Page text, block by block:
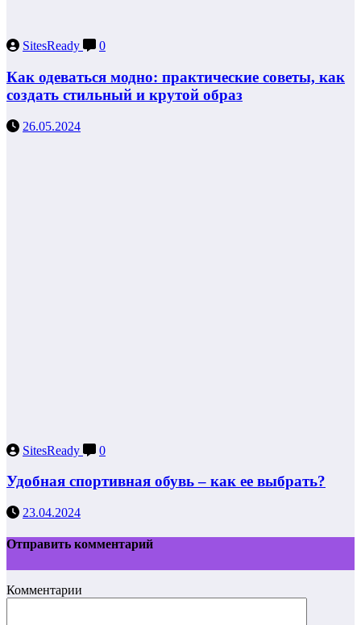
SitesReady 0
Как одеваться модно: практические советы, как
создать стильный и крутой образ
26.05.2024
SitesReady 0
Удобная спортивная обувь – как ее выбрать?
23.04.2024
Отправить комментарий
Комментарии